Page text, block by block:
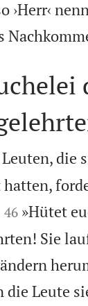
›Herr‹
die


46 »Hütet
Sie
die Leute